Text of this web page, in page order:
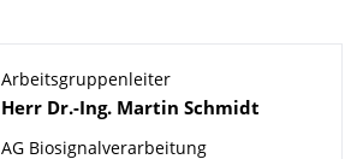
Arbeitsgruppenleiter
Name
Herr Dr.-Ing. Martin Schmidt
AG Biosignalverarbeitung